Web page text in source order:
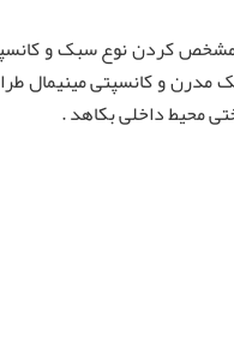
کردن نوع سبک و
و کانسپتی مینیمال
محیط داخلی بکاهد .